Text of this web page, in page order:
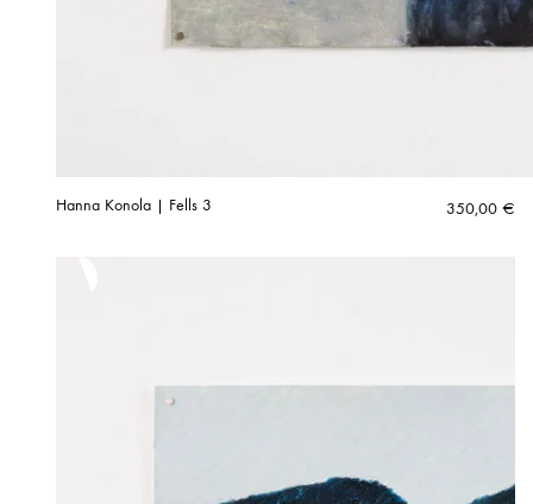
Hanna Konola | Fells 3 350,00 €